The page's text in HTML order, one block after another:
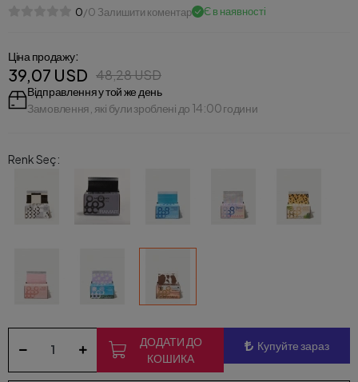
0/0 Залишити коментар Є в наявності
Ціна продажу:
39,07 USD 48,28 USD
Відправлення у той же день
Замовлення, які були зроблені до 14:00 години
Renk Seç:
ДОДАТИ ДО
КОШИКА
Купуйте зараз